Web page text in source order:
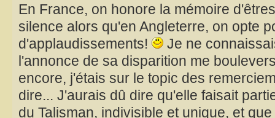
En France, on honore la mémoire
silence alors qu'en Angleterre, on opte
d'applaudissements!
Je ne
l'annonce de sa disparition me
encore, j'étais sur le topic des
dire... J'aurais dû dire qu'elle faisait
du Talisman, indivisible et unique, et